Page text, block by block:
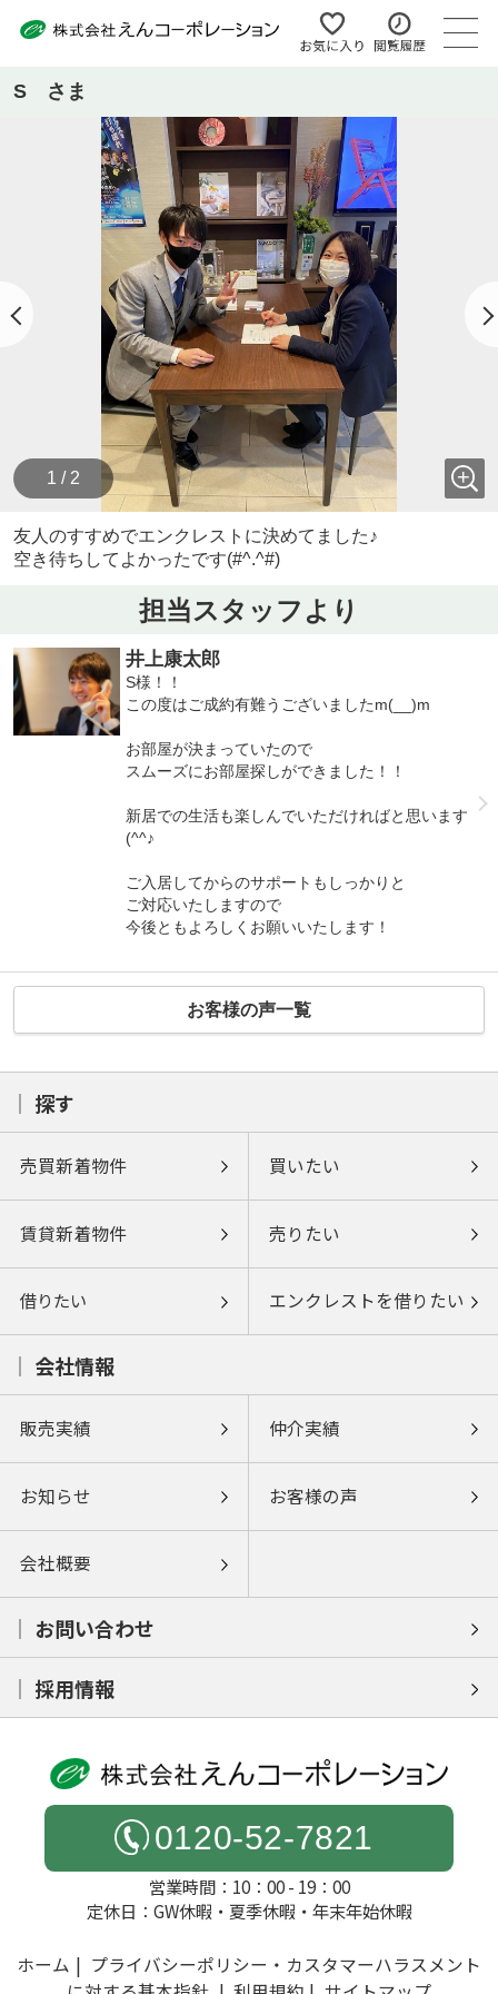
S さま
1 / 2
友人のすすめでエンクレストに決めてました♪
空き待ちしてよかったです(#^.^#)
担当スタッフより
井上康太郎
S様！！
この度はご成約有難うございましたm(__)m
お部屋が決まっていたので
スムーズにお部屋探しができました！！
新居での生活も楽しんでいただければと思います
(^^♪
ご入居してからのサポートもしっかりと
ご対応いたしますので
今後ともよろしくお願いいたします！
お客様の声一覧
探す
売買新着物件 買いたい
賃貸新着物件 売りたい
借りたい エンクレストを借りたい
会社情報
販売実績 仲介実績
お知らせ お客様の声
会社概要
お問い合わせ
採用情報
0120-52-7821
営業時間：10：00 - 19：00
定休日：GW休暇・夏季休暇・年末年始休暇
ホーム
プライバシーポリシー・カスタマーハラスメント